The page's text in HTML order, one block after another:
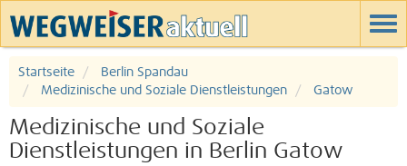
Startseite
Berlin Spandau
Medizinische und Soziale Dienstleistungen
Gatow
Medizinische und Soziale
Dienstleistungen in Berlin Gatow